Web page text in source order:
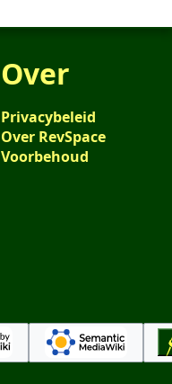
Over
Privacybeleid
Over RevSpace
Voorbehoud